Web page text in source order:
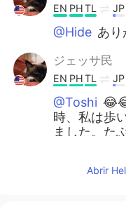
EN PHTL JP
@Hide あり
ジェッサ民
EN PHTL JP
@Toshi
時、私は歩
ました。た
ジェッサ民
Abrir